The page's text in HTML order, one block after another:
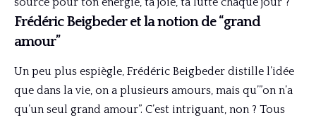
Frédéric Beigbeder et la notion de “grand
amour”
Un peu plus espiègle, Frédéric Beigbeder distille l’idée
que dans la vie, on a plusieurs amours, mais qu’”on n’a
qu’un seul grand amour”. C’est intriguant, non ? Tous